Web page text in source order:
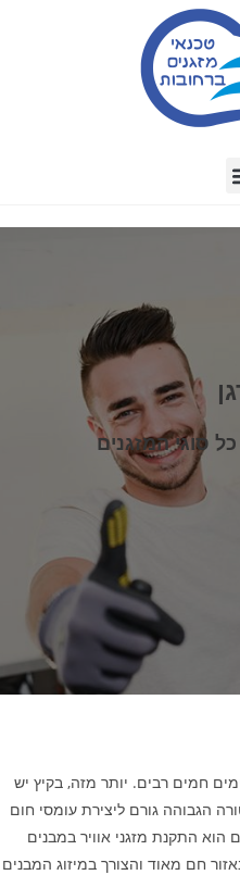
סוגי המזגנים
חמים רבים. יותר מזה, בקיץ יש
הגבוהה גורם ליצירת עומסי חום
התקנת מזגני אוויר במבנים
חם מאוד והצורך במיזוג המבנים